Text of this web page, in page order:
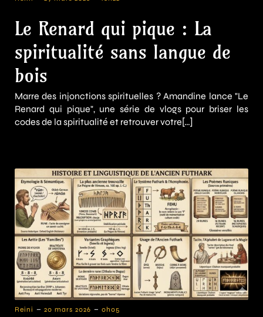
Le Renard qui pique : La
spiritualité sans langue de
bois
Marre des injonctions spirituelles ? Amandine lance "Le
Renard qui pique", une série de vlogs pour briser les
codes de la spiritualité et retrouver votre[…]
Reini - 20 mars 2026 - 0h05